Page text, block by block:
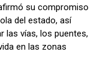
su compromiso
del estado, así
las vías, los puentes,
en las zonas